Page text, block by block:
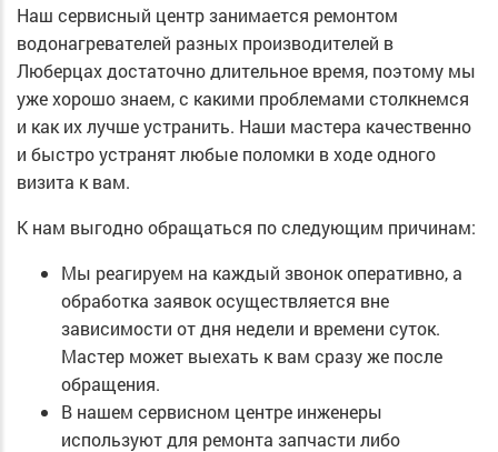
Наш сервисный центр занимается ремонтом
водонагревателей разных производителей в
Люберцах достаточно длительное время, поэтому мы
уже хорошо знаем, с какими проблемами столкнемся
и как их лучше устранить. Наши мастера качественно
и быстро устранят любые поломки в ходе одного
визита к вам.
К нам выгодно обращаться по следующим причинам:
Мы реагируем на каждый звонок оперативно, а
обработка заявок осуществляется вне
зависимости от дня недели и времени суток.
Мастер может выехать к вам сразу же после
обращения.
В нашем сервисном центре инженеры
используют для ремонта запчасти либо